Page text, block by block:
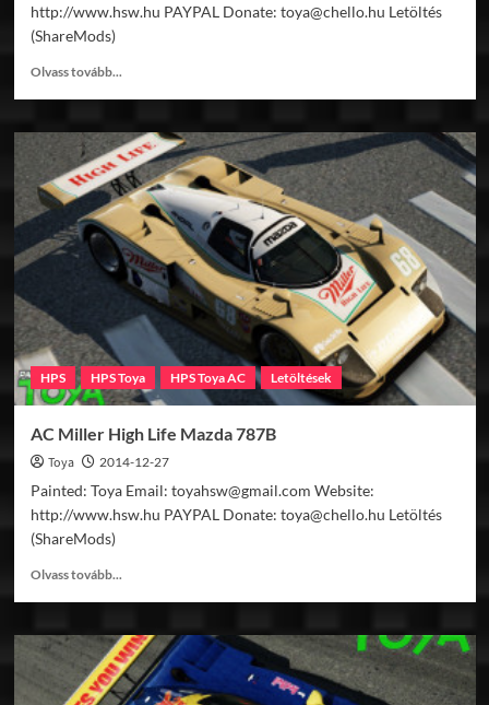
http://www.hsw.hu PAYPAL Donate: toya@chello.hu Letöltés
(ShareMods)
Olvass tovább...
AC
MonteShell
Ferrari
F40
v1.0
HPS HPS Toya HPS Toya AC Letöltések
AC Miller High Life Mazda 787B
Toya 2014-12-27
Painted: Toya Email: toyahsw@gmail.com Website:
http://www.hsw.hu PAYPAL Donate: toya@chello.hu Letöltés
(ShareMods)
Olvass tovább...
AC
Miller
High
Life